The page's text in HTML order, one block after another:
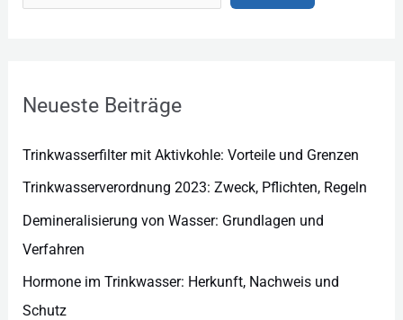
Neueste Beiträge
Trinkwasserfilter mit Aktivkohle: Vorteile und Grenzen
Trinkwasserverordnung 2023: Zweck, Pflichten, Regeln
Demineralisierung von Wasser: Grundlagen und
Verfahren
Hormone im Trinkwasser: Herkunft, Nachweis und
Schutz
e
r
e
n